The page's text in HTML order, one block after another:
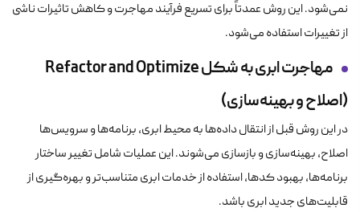
نمی‌شود. این روش عمدتاً برای تسریع فرآیند مهاجرت و کاهش تاثیرات ناشی
از تغییرات استفاده می‌شود.
مهاجرت ابری به شکلRefactor and Optimize
(اصلاح و بهینه‌سازی)
در این روش قبل از انتقال داده‌ها به محیط ابری، برنامه‌ها و سرویس‌ها
اصلاح، بهینه‌سازی و بازسازی می‌شوند. این عملیات شامل تغییر ساختار
برنامه‌ها، بهبود کدها، استفاده از خدمات ابری متناسب‌تر و بهره‌گیری از
قابلیت‌های جدید ابری باشد.